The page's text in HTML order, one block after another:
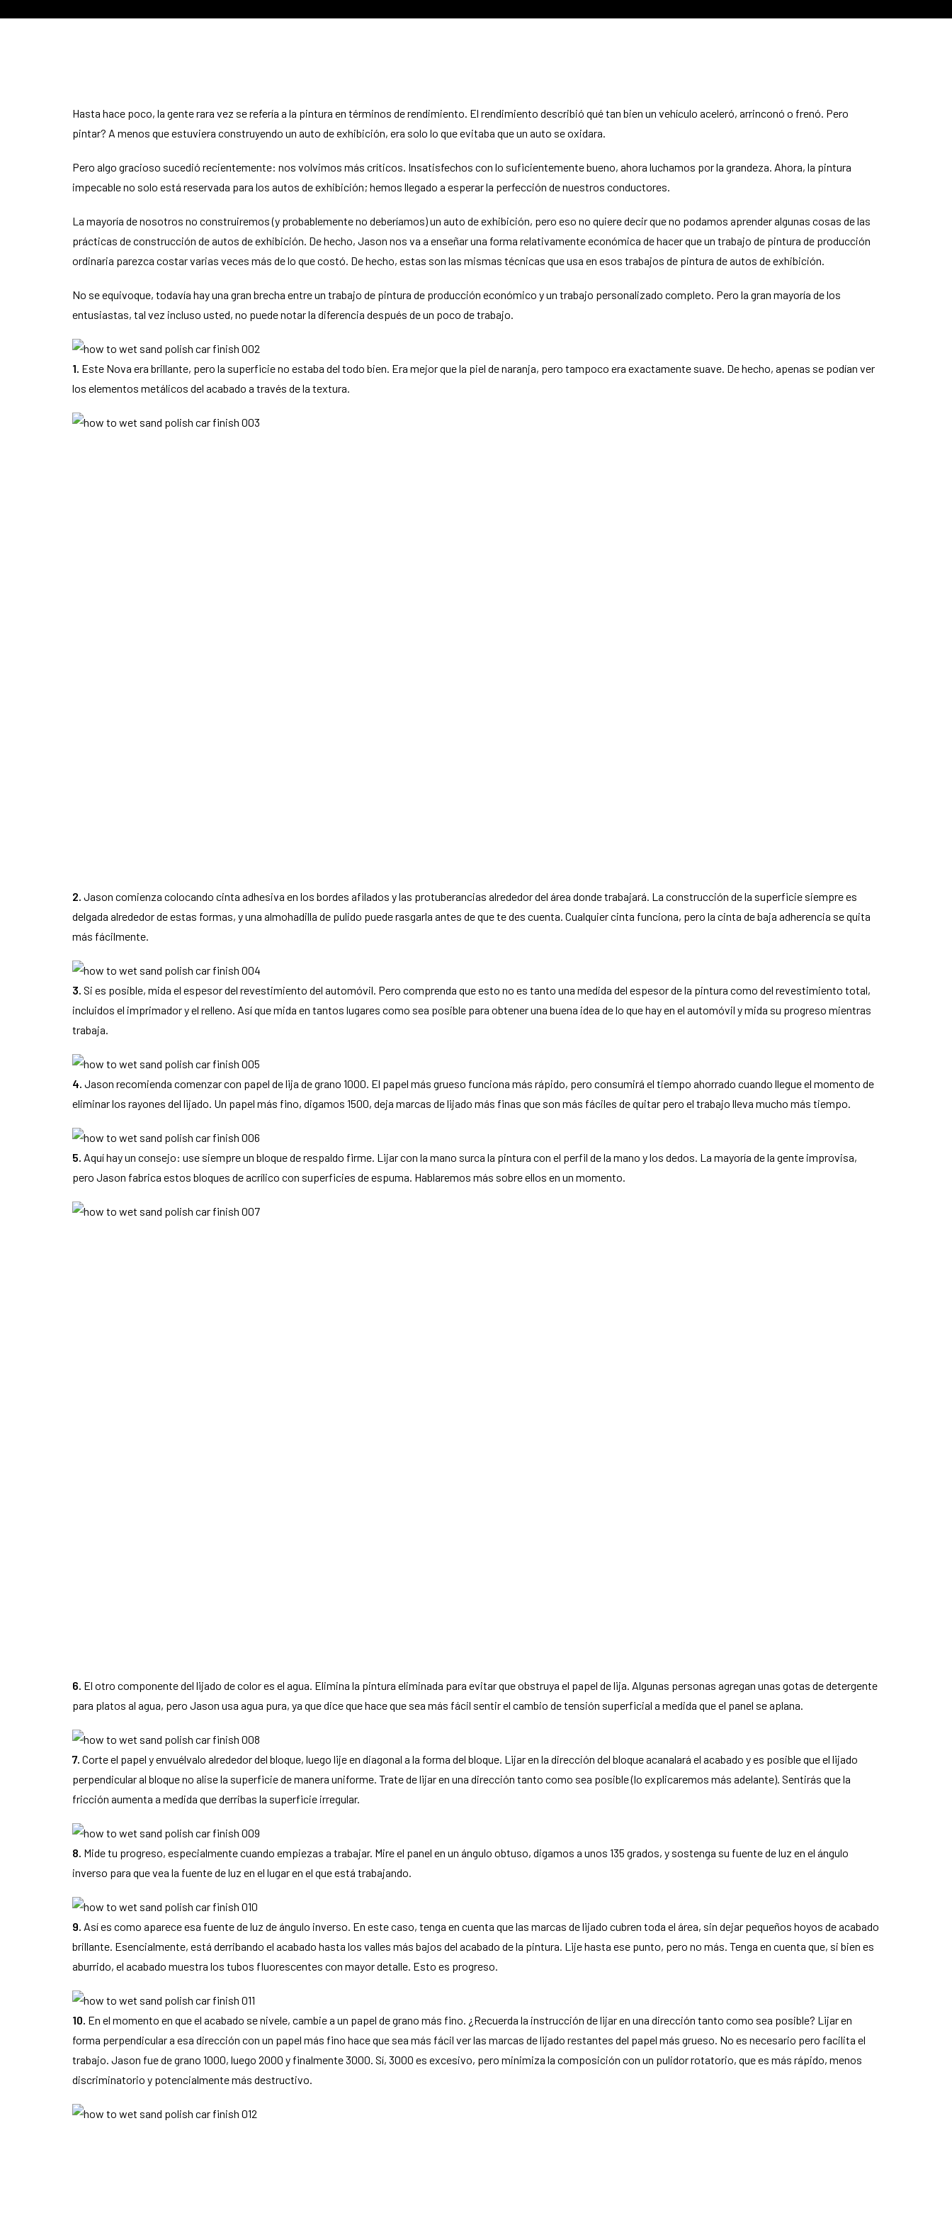
Hasta hace poco, la gente rara vez se refería a la pintura en términos de rendimiento. El rendimiento describió qué tan bien un vehículo aceleró, arrinconó o frenó. Pero
pintar? A menos que estuviera construyendo un auto de exhibición, era solo lo que evitaba que un auto se oxidara.
Pero algo gracioso sucedió recientemente: nos volvimos más críticos. Insatisfechos con lo suficientemente bueno, ahora luchamos por la grandeza. Ahora, la pintura
impecable no solo está reservada para los autos de exhibición; hemos llegado a esperar la perfección de nuestros conductores.
La mayoría de nosotros no construiremos (y probablemente no deberíamos) un auto de exhibición, pero eso no quiere decir que no podamos aprender algunas cosas de las
prácticas de construcción de autos de exhibición. De hecho, Jason nos va a enseñar una forma relativamente económica de hacer que un trabajo de pintura de producción
ordinaria parezca costar varias veces más de lo que costó. De hecho, estas son las mismas técnicas que usa en esos trabajos de pintura de autos de exhibición.
No se equivoque, todavía hay una gran brecha entre un trabajo de pintura de producción económico y un trabajo personalizado completo. Pero la gran mayoría de los
entusiastas, tal vez incluso usted, no puede notar la diferencia después de un poco de trabajo.
1. Este Nova era brillante, pero la superficie no estaba del todo bien. Era mejor que la piel de naranja, pero tampoco era exactamente suave. De hecho, apenas se podían ver
los elementos metálicos del acabado a través de la textura.
2. Jason comienza colocando cinta adhesiva en los bordes afilados y las protuberancias alrededor del área donde trabajará. La construcción de la superficie siempre es
delgada alrededor de estas formas, y una almohadilla de pulido puede rasgarla antes de que te des cuenta. Cualquier cinta funciona, pero la cinta de baja adherencia se quita
más fácilmente.
3. Si es posible, mida el espesor del revestimiento del automóvil. Pero comprenda que esto no es tanto una medida del espesor de la pintura como del revestimiento total,
incluidos el imprimador y el relleno. Así que mida en tantos lugares como sea posible para obtener una buena idea de lo que hay en el automóvil y mida su progreso mientras
trabaja.
4. Jason recomienda comenzar con papel de lija de grano 1000. El papel más grueso funciona más rápido, pero consumirá el tiempo ahorrado cuando llegue el momento de
eliminar los rayones del lijado. Un papel más fino, digamos 1500, deja marcas de lijado más finas que son más fáciles de quitar pero el trabajo lleva mucho más tiempo.
5. Aquí hay un consejo: use siempre un bloque de respaldo firme. Lijar con la mano surca la pintura con el perfil de la mano y los dedos. La mayoría de la gente improvisa,
pero Jason fabrica estos bloques de acrílico con superficies de espuma. Hablaremos más sobre ellos en un momento.
6. El otro componente del lijado de color es el agua. Elimina la pintura eliminada para evitar que obstruya el papel de lija. Algunas personas agregan unas gotas de detergente
para platos al agua, pero Jason usa agua pura, ya que dice que hace que sea más fácil sentir el cambio de tensión superficial a medida que el panel se aplana.
7. Corte el papel y envuélvalo alrededor del bloque, luego lije en diagonal a la forma del bloque. Lijar en la dirección del bloque acanalará el acabado y es posible que el lijado
perpendicular al bloque no alise la superficie de manera uniforme. Trate de lijar en una dirección tanto como sea posible (lo explicaremos más adelante). Sentirás que la
fricción aumenta a medida que derribas la superficie irregular.
8. Mide tu progreso, especialmente cuando empiezas a trabajar. Mire el panel en un ángulo obtuso, digamos a unos 135 grados, y sostenga su fuente de luz en el ángulo
inverso para que vea la fuente de luz en el lugar en el que está trabajando.
9. Así es como aparece esa fuente de luz de ángulo inverso. En este caso, tenga en cuenta que las marcas de lijado cubren toda el área, sin dejar pequeños hoyos de acabado
brillante. Esencialmente, está derribando el acabado hasta los valles más bajos del acabado de la pintura. Lije hasta ese punto, pero no más. Tenga en cuenta que, si bien es
aburrido, el acabado muestra los tubos fluorescentes con mayor detalle. Esto es progreso.
10. En el momento en que el acabado se nivele, cambie a un papel de grano más fino. ¿Recuerda la instrucción de lijar en una dirección tanto como sea posible? Lijar en
forma perpendicular a esa dirección con un papel más fino hace que sea más fácil ver las marcas de lijado restantes del papel más grueso. No es necesario pero facilita el
trabajo. Jason fue de grano 1000, luego 2000 y finalmente 3000. Sí, 3000 es excesivo, pero minimiza la composición con un pulidor rotatorio, que es más rápido, menos
discriminatorio y potencialmente más destructivo.